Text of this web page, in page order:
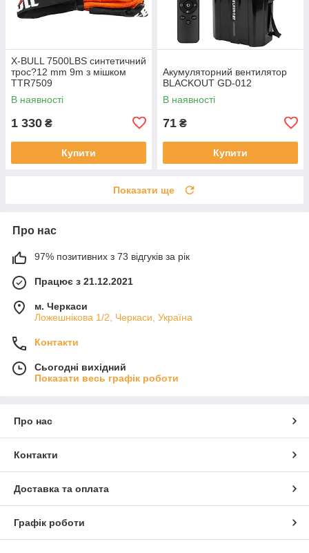
X-BULL 7500LBS синтетичний
трос?12 mm 9m з мішком
TTR7509
В наявності
1 330 ₴
Купити
Акумуляторний вентилятор
BLACKOUT GD-012
В наявності
71 ₴
Купити
Показати ще
Про нас
97% позитивних з 73 відгуків за рік
Працює з 21.12.2021
м. Черкаси
Ложешнікова 1/2, Черкаси, Україна
Контакти
Сьогодні вихідний
Показати весь графік роботи
Про нас
Контакти
Доставка та оплата
Графік роботи